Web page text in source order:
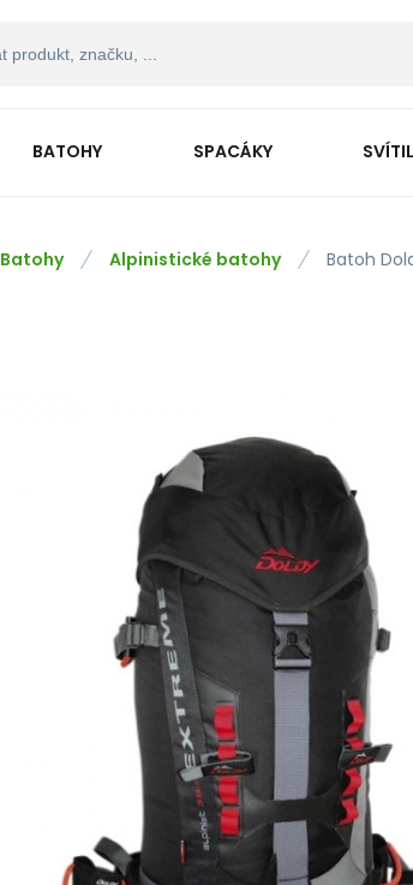
BATOHY SPACÁKY
Batohy Alpinistické batohy Batoh